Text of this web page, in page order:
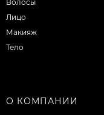
Волосы
Лицо
Макияж
Тело
О КОМПАНИИ